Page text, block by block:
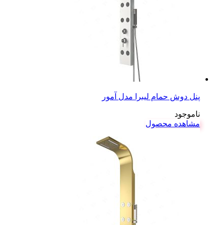
پنل دوش حمام لیبرا مدل آمور
ناموجود
مشاهده محصول